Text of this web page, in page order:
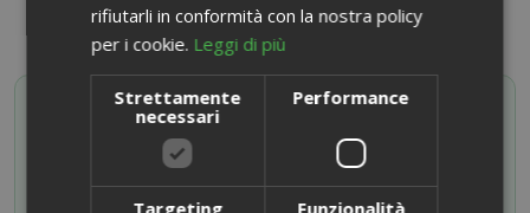
SAIDA OFFERTE VIP
Attiva il tuo codice sconto iscrivendoti al canale
ISCRIVITI ORA
rifiutarli in conformità con la nostra policy
per i cookie. Leggi di più
Strettamente
necessari
Performance
Targeting Funzionalità